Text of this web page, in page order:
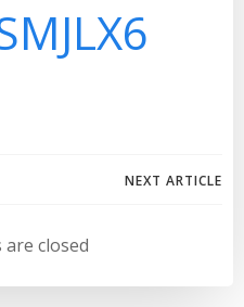
Navegación
de
NEXT ARTICLE
closed